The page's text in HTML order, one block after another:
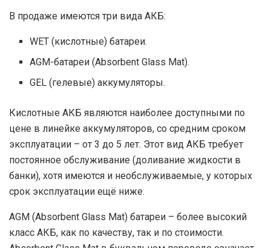
В продаже имеются три вида АКБ:
WET (кислотные) батареи.
AGМ-батареи (Absorbent Glass Mat).
GEL (гелевые) аккумуляторы.
Кислотные АКБ являются наиболее доступными по
цене в линейке аккумуляторов, со средним сроком
эксплуатации – от 3 до 5 лет. Этот вид АКБ требует
постоянное обслуживание (доливание жидкости в
банки), хотя имеются и необслуживаемые, у которых
срок эксплуатации ещё ниже.
AGМ (Absorbent Glass Mat) батареи – более высокий
класс АКБ, как по качеству, так и по стоимости.